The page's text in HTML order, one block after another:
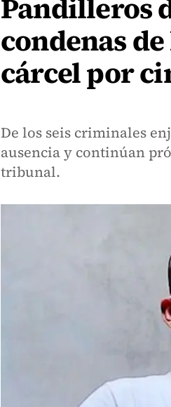
Pandilleros
condenas
cárcel por
De los seis criminales
ausencia y continúan
tribunal.